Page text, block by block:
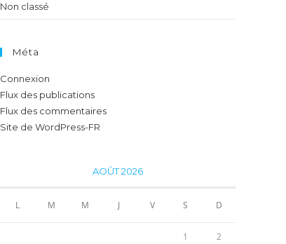
Non classé
Méta
Connexion
Flux des publications
Flux des commentaires
Site de WordPress-FR
AOÛT 2026
L M M J V S D
1 2